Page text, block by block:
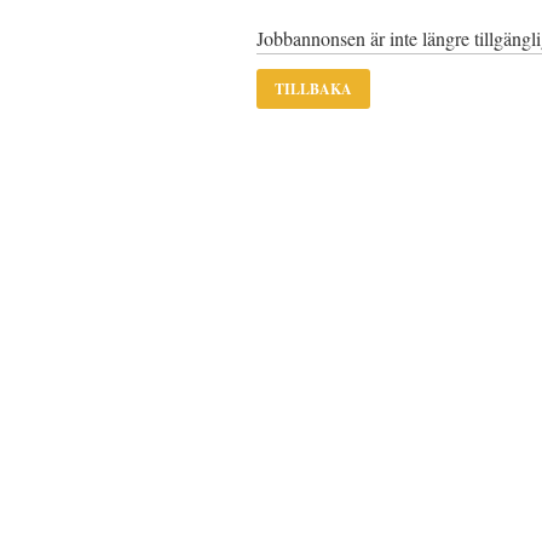
Jobbannonsen är inte längre
TILLBAKA